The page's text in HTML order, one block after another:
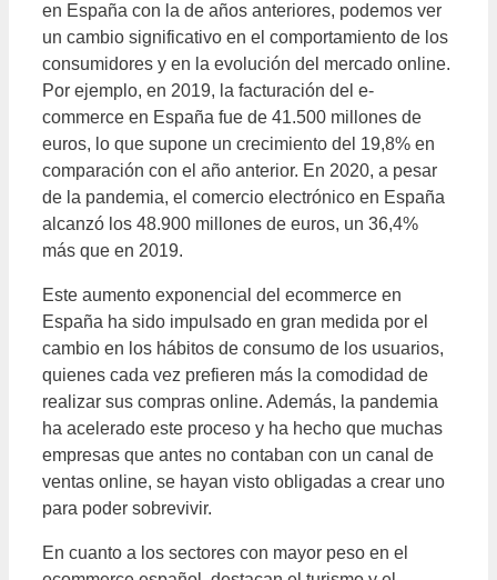
en España con la de años anteriores, podemos ver
un cambio significativo en el comportamiento de los
consumidores y en la evolución del mercado online.
Por ejemplo, en 2019, la facturación del e-
commerce en España fue de 41.500 millones de
euros, lo que supone un crecimiento del 19,8% en
comparación con el año anterior. En 2020, a pesar
de la pandemia, el comercio electrónico en España
alcanzó los 48.900 millones de euros, un 36,4%
más que en 2019.
Este aumento exponencial del ecommerce en
España ha sido impulsado en gran medida por el
cambio en los hábitos de consumo de los usuarios,
quienes cada vez prefieren más la comodidad de
realizar sus compras online. Además, la pandemia
ha acelerado este proceso y ha hecho que muchas
empresas que antes no contaban con un canal de
ventas online, se hayan visto obligadas a crear uno
para poder sobrevivir.
En cuanto a los sectores con mayor peso en el